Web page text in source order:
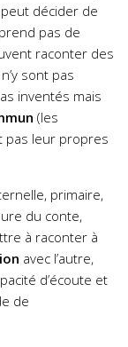
peut décider de
pas de
raconter des
sont pas
inventés mais
(les
pas leur propres
primaire,
du conte,
à raconter à
avec l’autre,
d’écoute et
de